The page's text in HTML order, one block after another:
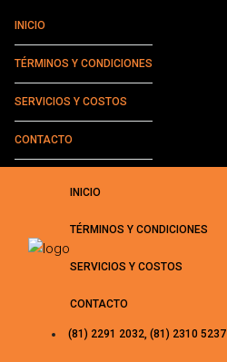
INICIO
TÉRMINOS Y CONDICIONES
SERVICIOS Y COSTOS
CONTACTO
INICIO
TÉRMINOS Y CONDICIONES
SERVICIOS Y COSTOS
CONTACTO
(81) 2291 2032, (81) 2310 5237